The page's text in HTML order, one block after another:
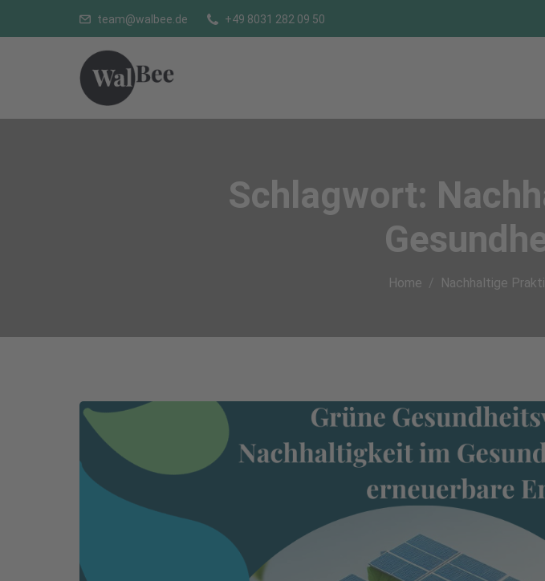
team@walbee.de +49 8031 282 09 50
Schlagwort:
Home Nachhaltige